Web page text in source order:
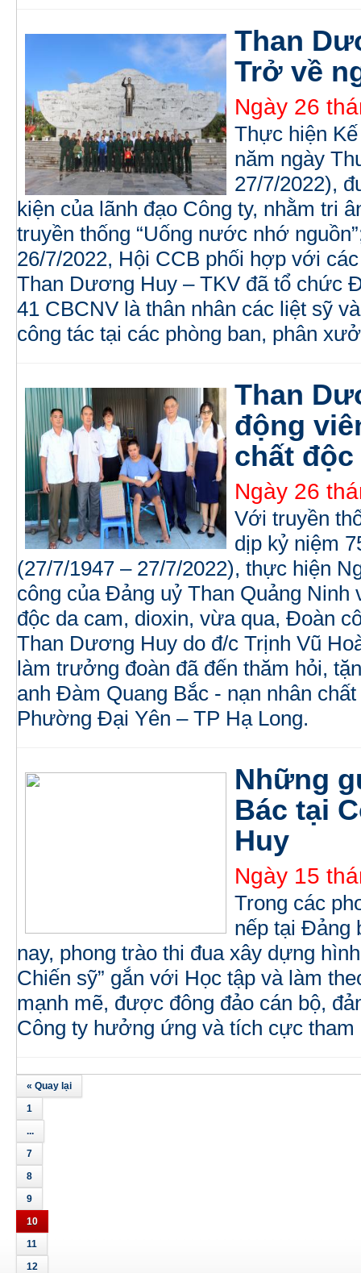
Than
Trở về
Ngày 26
Thực hiện
năm ngày
27/7/2022),
kiện của lãnh đạo Công ty, nhằm tri
truyền thống “Uống nước nhớ
26/7/2022, Hội CCB phối hợp với
Than Dương Huy – TKV đã tổ chức
41 CBCNV là thân nhân các liệt sỹ
công tác tại các phòng ban, phân
Than
động
chất độc
Ngày 26
Với truyền
dịp kỷ niệm
(27/7/1947 – 27/7/2022), thực hiện
công của Đảng uỷ Than Quảng Ninh
độc da cam, dioxin, vừa qua, Đoàn
Than Dương Huy do đ/c Trịnh Vũ
làm trưởng đoàn đã đến thăm hỏi,
anh Đàm Quang Bắc - nạn nhân
Phường Đại Yên – TP Hạ Long.
Những
Bác tại
Huy
Ngày 15
Trong các
nếp tại Đảng
nay, phong trào thi đua xây dựng
Chiến sỹ” gắn với Học tập và làm
mạnh mẽ, được đông đảo cán bộ,
Công ty hưởng ứng và tích cực tham
« Quay lại
1
...
7
8
9
10
11
12